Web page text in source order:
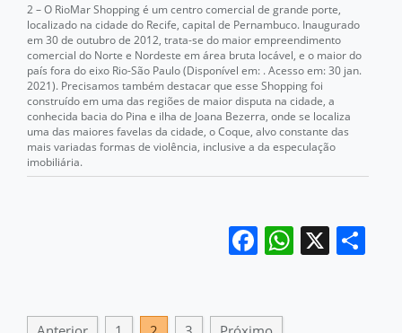
2 – O RioMar Shopping é um centro comercial de grande porte,
localizado na cidade do Recife, capital de Pernambuco. Inaugurado
em 30 de outubro de 2012, trata-se do maior empreendimento
comercial do Norte e Nordeste em área bruta locável, e o maior do
país fora do eixo Rio-São Paulo (Disponível em: . Acesso em: 30 jan.
2021). Precisamos também destacar que esse Shopping foi
construído em uma das regiões de maior disputa na cidade, a
conhecida bacia do Pina e ilha de Joana Bezerra, onde se localiza
uma das maiores favelas da cidade, o Coque, alvo constante das
mais variadas formas de violência, inclusive a da especulação
imobiliária.
Facebook
X